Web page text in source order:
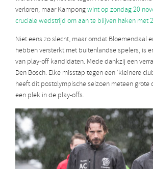
verloren, maar Kampongwint op zondag 20
cruciale wedstrijd om aan te blijven haken met
Niet eens zo slecht, maar omdat Bloemendaal
hebben versterkt met buitenlandse spelers, is
van play-off kandidaten. Mede dankzij een
Den Bosch. Elke misstap tegen een ‘kleinere
heeft dit postolympische seizoen meteen grote
een plek in de play-offs.